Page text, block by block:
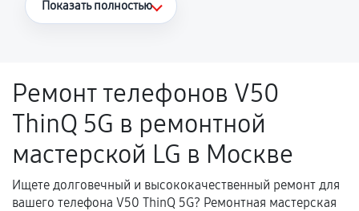
Поломка установленной детали при
нормальной эксплуатации в течение
гарантийного срока.
Несоответствие комплектующей заявленным
техническим характеристикам.
Показать полностью
Ремонт телефонов V50
ThinQ 5G в ремонтной
мастерской LG в Москве
Ищете долговечный и высококачественный ремонт для
вашего телефона V50 ThinQ 5G? Ремонтная мастерская